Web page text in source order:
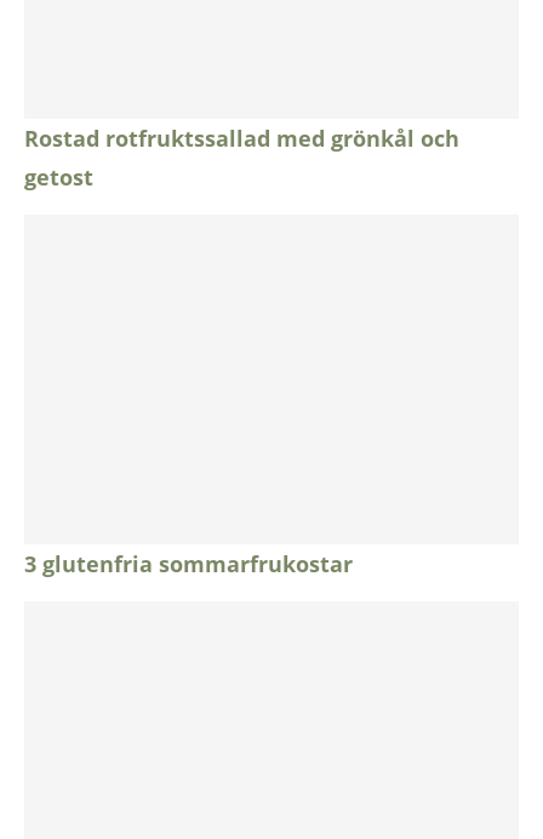
Rostad rotfruktssallad med grönkål och
getost
3 glutenfria sommarfrukostar